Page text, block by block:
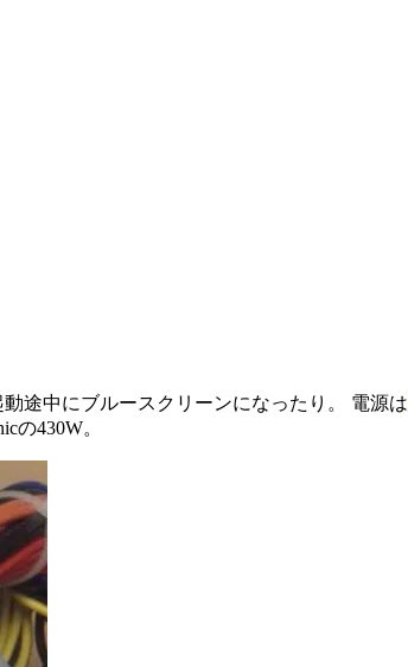
途中にブルースクリーンになったり。 電源は
の430W。